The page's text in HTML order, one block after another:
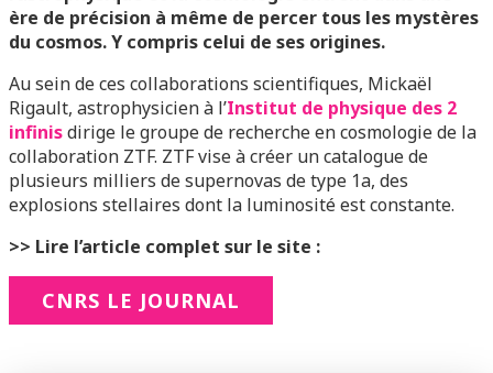
ère de précision à même de percer tous les mystères
du cosmos. Y compris celui de ses origines.
Au sein de ces collaborations scientifiques, Mickaël
Rigault, astrophysicien à l’Institut de physique des 2
infinisdirige le groupe de recherche en cosmologie de la
collaboration ZTF. ZTF vise à créer un catalogue de
plusieurs milliers de supernovas de type 1a, des
explosions stellaires dont la luminosité est constante.
>> Lire l’article complet sur le site :
CNRS LE JOURNAL